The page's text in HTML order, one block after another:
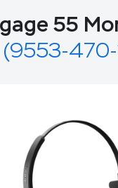
55
(9553-470-